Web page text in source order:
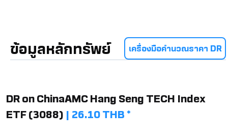
ข้อมูลหลักทรัพย์ เครื่องมือคำนวณราคา DR
DR on ChinaAMC Hang Seng TECH Index
ETF (3088) | 26.10 THB *